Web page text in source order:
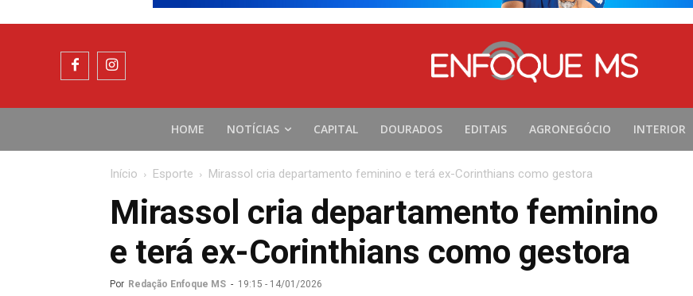
HOME NOTÍCIAS CAPITAL DOURADOS EDITAIS AGRONEGÓCIO INTERIOR
Início Esporte Mirassol cria departamento feminino e terá ex-Corinthians como gestora
Mirassol cria departamento feminino
e terá ex-Corinthians como gestora
Por Redação Enfoque MS - 19:15 - 14/01/2026